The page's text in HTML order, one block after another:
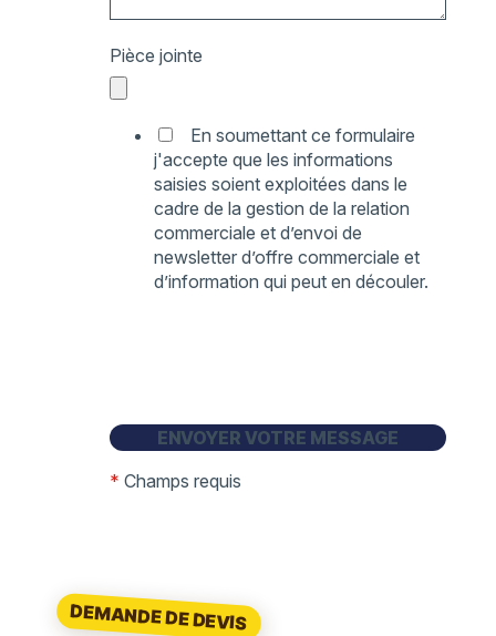
Pièce jointe
En soumettant ce formulaire
j'accepte que les informations
saisies soient exploitées dans le
cadre de la gestion de la relation
commerciale et d’envoi de
newsletter d’offre commerciale et
d’information qui peut en découler.
* Champs requis
DEMANDE DE DEVIS